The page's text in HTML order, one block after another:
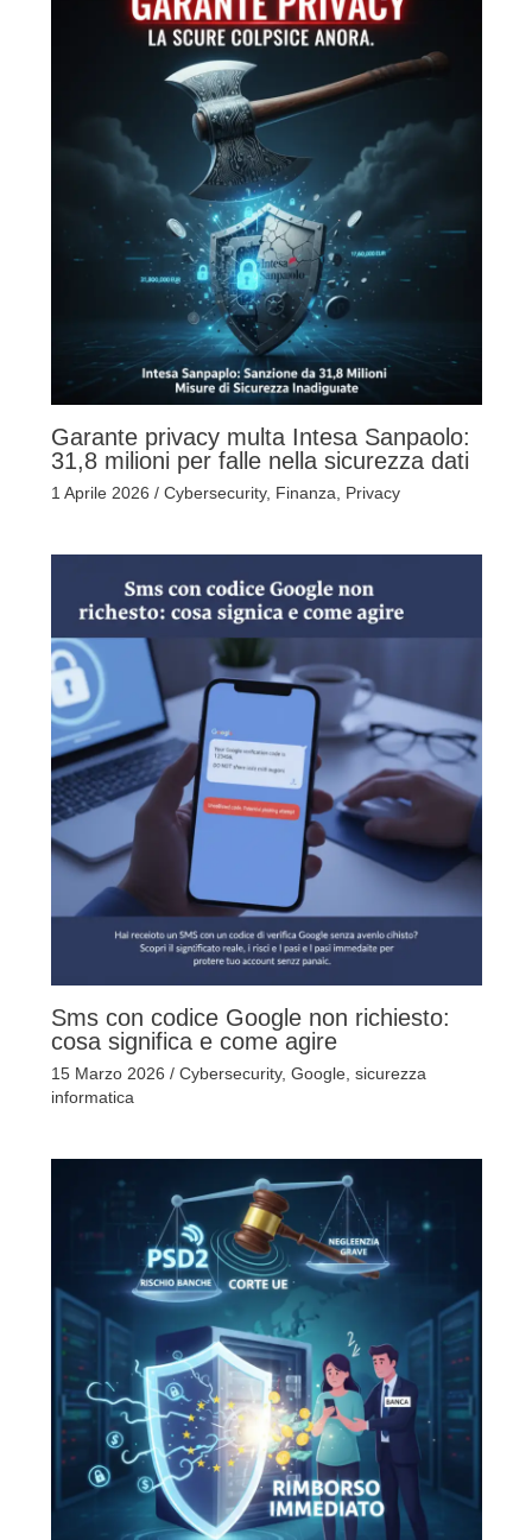
Garante privacy multa Intesa Sanpaolo:
31,8 milioni per falle nella sicurezza dati
1 Aprile 2026 / Cybersecurity, Finanza, Privacy
Sms con codice Google non richiesto:
cosa significa e come agire
15 Marzo 2026 / Cybersecurity, Google, sicurezza
informatica